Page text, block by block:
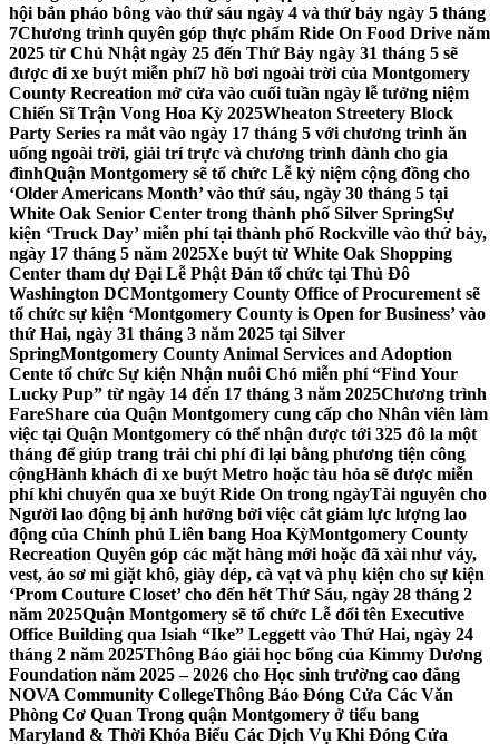
hội bắn pháo bông vào thứ sáu ngày 4 và thứ bảy ngày 5 tháng
7Chương trình quyên góp thực phẩm Ride On Food Drive năm
2025 từ Chủ Nhật ngày 25 đến Thứ Bảy ngày 31 tháng 5 sẽ
được đi xe buýt miễn phí7 hồ bơi ngoài trời của Montgomery
County Recreation mở cửa vào cuối tuần ngày lễ tưởng niệm
Chiến Sĩ Trận Vong Hoa Kỳ 2025Wheaton Streetery Block
Party Series ra mắt vào ngày 17 tháng 5 với chương trình ăn
uống ngoài trời, giải trí trực và chương trình dành cho gia
đìnhQuận Montgomery sẽ tổ chức Lễ kỷ niệm cộng đồng cho
‘Older Americans Month’ vào thứ sáu, ngày 30 tháng 5 tại
White Oak Senior Center trong thành phố Silver SpringSự
kiện ‘Truck Day’ miễn phí tại thành phố Rockville vào thứ bảy,
ngày 17 tháng 5 năm 2025Xe buýt từ White Oak Shopping
Center tham dự Đại Lễ Phật Đản tổ chức tại Thủ Đô
Washington DCMontgomery County Office of Procurement sẽ
tổ chức sự kiện ‘Montgomery County is Open for Business’ vào
thứ Hai, ngày 31 tháng 3 năm 2025 tại Silver
SpringMontgomery County Animal Services and Adoption
Cente tổ chức Sự kiện Nhận nuôi Chó miễn phí “Find Your
Lucky Pup” từ ngày 14 đến 17 tháng 3 năm 2025Chương trình
FareShare của Quận Montgomery cung cấp cho Nhân viên làm
việc tại Quận Montgomery có thể nhận được tới 325 đô la một
tháng để giúp trang trải chi phí đi lại bằng phương tiện công
cộngHành khách đi xe buýt Metro hoặc tàu hỏa sẽ được miễn
phí khi chuyển qua xe buýt Ride On trong ngàyTài nguyên cho
Người lao động bị ảnh hưởng bởi việc cắt giảm lực lượng lao
động của Chính phủ Liên bang Hoa KỳMontgomery County
Recreation Quyên góp các mặt hàng mới hoặc đã xài như váy,
vest, áo sơ mi giặt khô, giày dép, cà vạt và phụ kiện cho sự kiện
‘Prom Couture Closet’ cho đến hết Thứ Sáu, ngày 28 tháng 2
năm 2025Quận Montgomery sẽ tổ chức Lễ đổi tên Executive
Office Building qua Isiah “Ike” Leggett vào Thứ Hai, ngày 24
tháng 2 năm 2025Thông Báo giải học bổng của Kimmy Dương
Foundation năm 2025 – 2026 cho Học sinh trường cao đẳng
NOVA Community CollegeThông Báo Đóng Cửa Các Văn
Phòng Cơ Quan Trong quận Montgomery ở tiểu bang
Maryland & Thời Khóa Biểu Các Dịch Vụ Khi Đóng Cửa